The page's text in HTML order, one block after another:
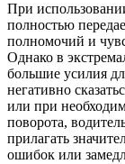
При
полностью
полномочий и
Однако в
большие усилия
негативно
или при
поворота,
прилагать
ошибок или